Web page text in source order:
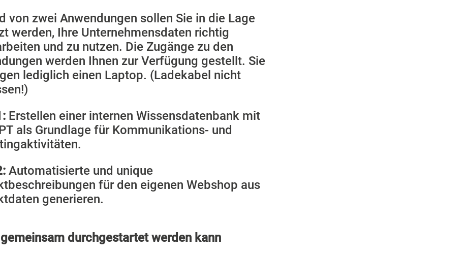
von zwei Anwendungen sollen Sie in die Lage
werden, Ihre Unternehmensdaten richtig
und zu nutzen. Die Zugänge zu den
werden Ihnen zur Verfügung gestellt. Sie
lediglich einen Laptop. (Ladekabel nicht
Erstellen einer internen Wissensdatenbank mit
als Grundlage für Kommunikations- und
Automatisierte und unique
für den eigenen Webshop aus
generieren.
durchgestartet werden kann